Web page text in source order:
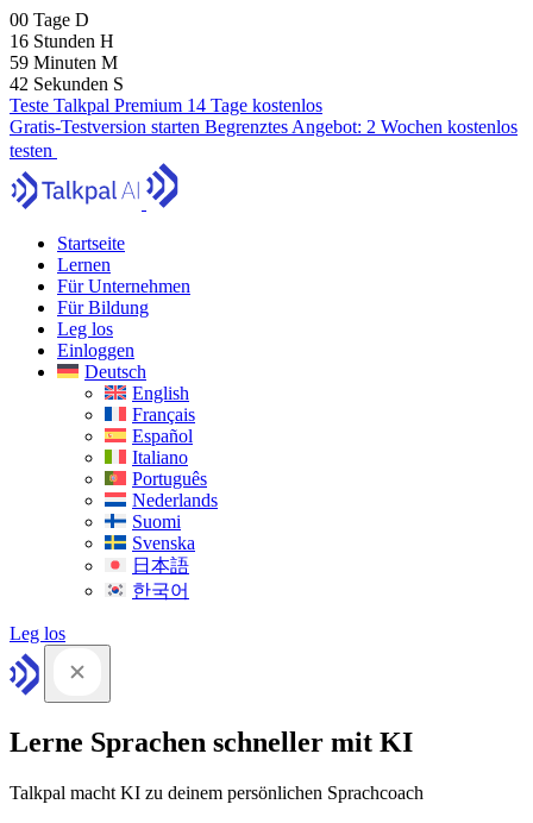
00 Tage D
16 Stunden H
59 Minuten M
40 Sekunden S
Teste Talkpal Premium 14 Tage kostenlos
Gratis-Testversion starten Begrenztes Angebot: 2 Wochen kostenlos
testen
Startseite
Lernen
Für Unternehmen
Für Bildung
Leg los
Einloggen
Deutsch
English
Français
Español
Italiano
Português
Nederlands
Suomi
Svenska
日本語
한국어
Leg los
Lerne Sprachen schneller mit KI
Talkpal macht KI zu deinem persönlichen Sprachcoach